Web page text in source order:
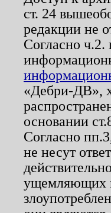
ст. 24
редакции не
Согласно ч.2.
«Дебри-ДВ»,
основании
Согласно
не несут
ущемляющих